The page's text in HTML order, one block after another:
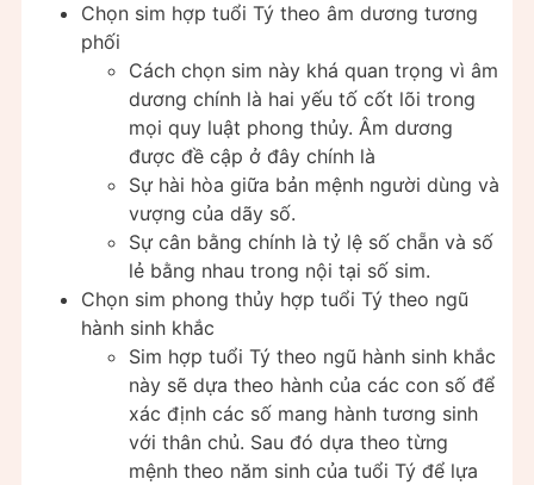
Chọn sim hợp tuổi Tý theo âm dương tương
phối
Cách chọn sim này khá quan trọng vì âm
dương chính là hai yếu tố cốt lõi trong
mọi quy luật phong thủy. Âm dương
được đề cập ở đây chính là
Sự hài hòa giữa bản mệnh người dùng và
vượng của dãy số.
Sự cân bằng chính là tỷ lệ số chẵn và số
lẻ bằng nhau trong nội tại số sim.
Chọn sim phong thủy hợp tuổi Tý theo ngũ
hành sinh khắc
Sim hợp tuổi Tý theo ngũ hành sinh khắc
này sẽ dựa theo hành của các con số để
xác định các số mang hành tương sinh
với thân chủ. Sau đó dựa theo từng
mệnh theo năm sinh của tuổi Tý để lựa